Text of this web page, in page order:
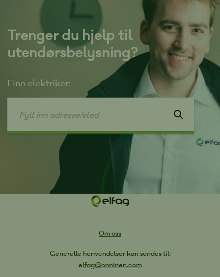
Trenger du hjelp til
utendørsbelysning?
Finn elektriker:
Om oss
Generelle henvendelser kan sendes til:
elfag@onninen.com